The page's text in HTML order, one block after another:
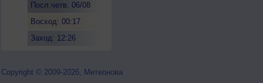
Посл.четв. 06/08
Восход: 00:17
Заход: 12:26
Copyright © 2009-2026, Метеонова